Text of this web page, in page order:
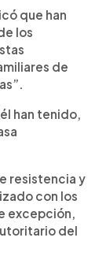
que han
los
de
han tenido,
resistencia y
con los
excepción,
del